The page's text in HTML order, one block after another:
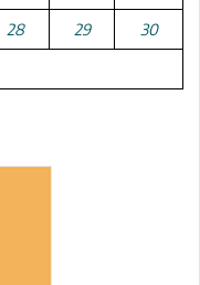
28 29 30